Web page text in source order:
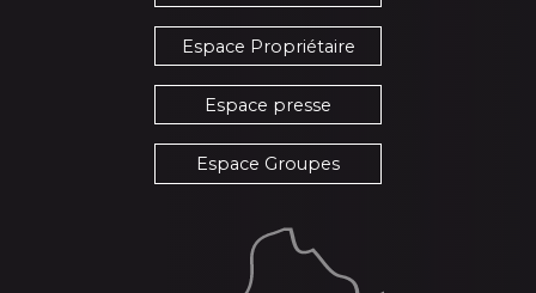
Espace Propriétaire
Espace presse
Espace Groupes